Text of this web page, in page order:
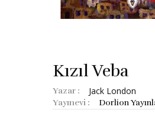
Kızıl Veba
Yazar : Jack London
Yayınevi : Dorlion